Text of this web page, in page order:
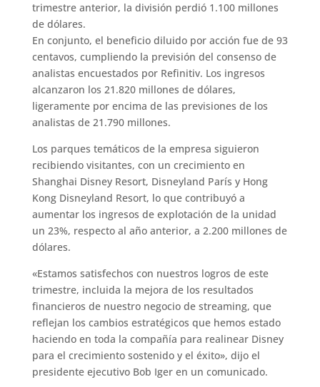
trimestre anterior, la división perdió 1.100 millones
de dólares.
En conjunto, el beneficio diluido por acción fue de 93
centavos, cumpliendo la previsión del consenso de
analistas encuestados por Refinitiv. Los ingresos
alcanzaron los 21.820 millones de dólares,
ligeramente por encima de las previsiones de los
analistas de 21.790 millones.
Los parques temáticos de la empresa siguieron
recibiendo visitantes, con un crecimiento en
Shanghai Disney Resort, Disneyland París y Hong
Kong Disneyland Resort, lo que contribuyó a
aumentar los ingresos de explotación de la unidad
un 23%, respecto al año anterior, a 2.200 millones de
dólares.
«Estamos satisfechos con nuestros logros de este
trimestre, incluida la mejora de los resultados
financieros de nuestro negocio de streaming, que
reflejan los cambios estratégicos que hemos estado
haciendo en toda la compañía para realinear Disney
para el crecimiento sostenido y el éxito», dijo el
presidente ejecutivo Bob Iger en un comunicado.